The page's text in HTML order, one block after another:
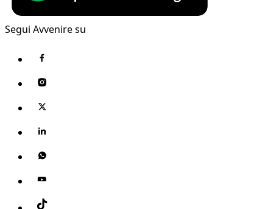
Segui Avvenire su